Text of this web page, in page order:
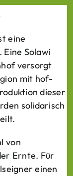
eine
Solawi
versorgt
mit hof­
dieser
solidarisch
von
Ernte. Für
einen